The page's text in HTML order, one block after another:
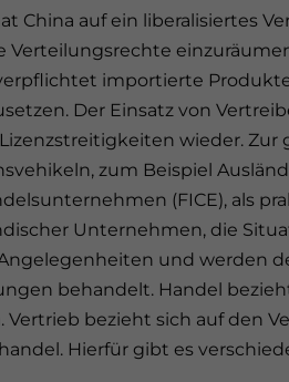
China auf ein liberalisiertes
Verteilungsrechte
importierte
Der Einsatz von
wieder. Zur
zum Beispiel
(FICE), als
Unternehmen, die
und werden
behandelt. Handel
Vertrieb bezieht sich auf den
Hierfür gibt es